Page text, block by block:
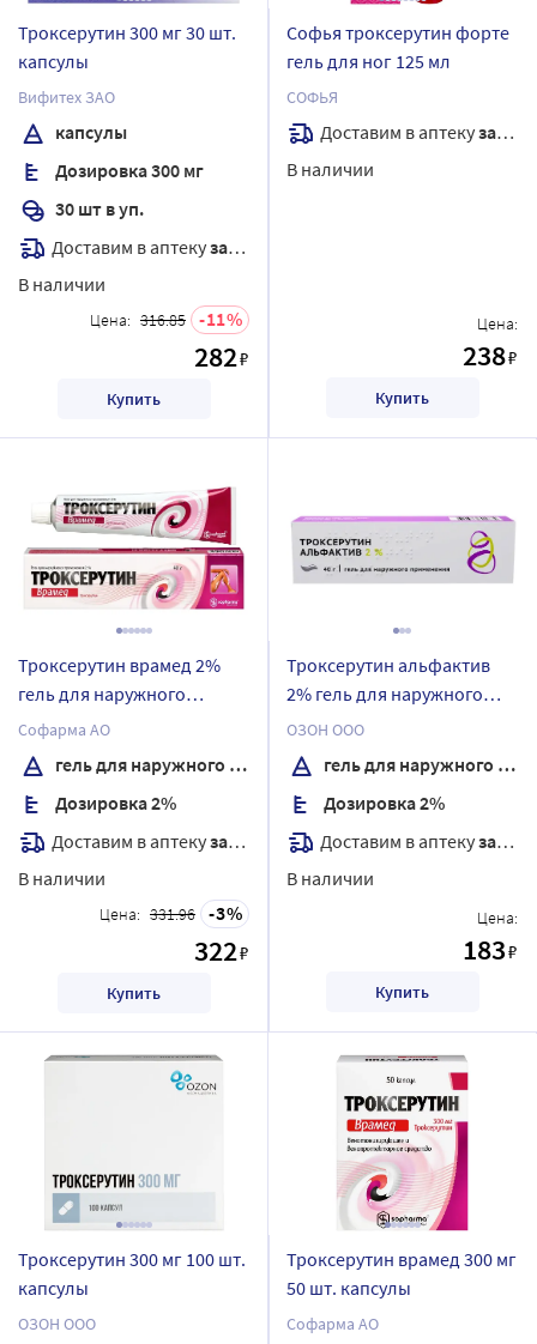
Троксерутин 300 мг 30 шт.
капсулы
Вифитех ЗАО
капсулы
Дозировка 300 мг
30 шт в уп.
Доставим в аптекузавтра
В наличии
Цена: 316.85 11
282₽
Купить
Софья троксерутин форте
гель для ног 125 мл
СОФЬЯ
Доставим в аптекузавтра
В наличии
Цена:
238₽
Купить
Троксерутин врамед 2%
гель для наружного
применения 40 гр
Софарма АО
гель для наружного применения
Дозировка 2%
Доставим в аптекузавтра
В наличии
Цена: 331.96 3
322₽
Купить
Троксерутин альфактив
2% гель для наружного
применения 40 гр
ОЗОН ООО
гель для наружного применения
Дозировка 2%
Доставим в аптекузавтра
В наличии
Цена:
183₽
Купить
Троксерутин 300 мг 100 шт.
капсулы
ОЗОН ООО
Троксерутин врамед 300 мг
50 шт. капсулы
Софарма АО